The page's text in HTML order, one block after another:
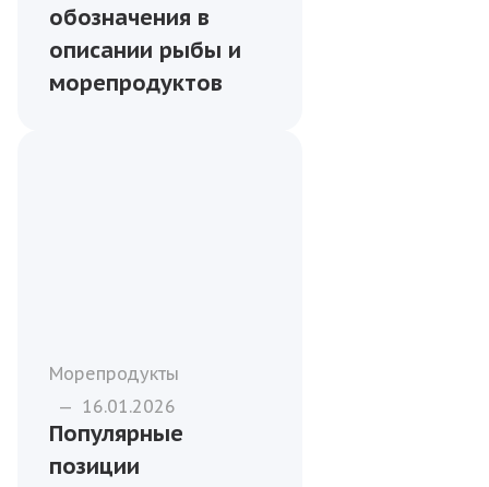
обозначения в
описании рыбы и
морепродуктов
Морепродукты
— 16.01.2026
Популярные
позиции